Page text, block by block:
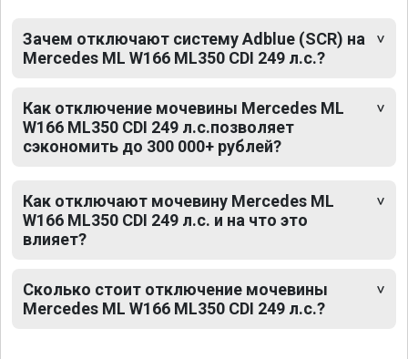
Зачем отключают систему Adblue (SCR) на
Mercedes ML W166 ML350 CDI 249 л.с.?
Как отключение мочевины Mercedes ML
W166 ML350 CDI 249 л.с.позволяет
сэкономить до 300 000+ рублей?
Как отключают мочевину Mercedes ML
W166 ML350 CDI 249 л.с. и на что это
влияет?
Сколько стоит отключение мочевины
Mercedes ML W166 ML350 CDI 249 л.с.?